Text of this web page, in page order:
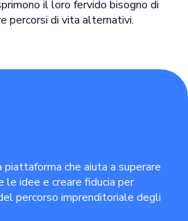
il loro fervido bisogno di
percorsi di vita alternativi.
piattaforma che aiuta a superare
le idee e creare fiducia per
percorso imprenditoriale degli